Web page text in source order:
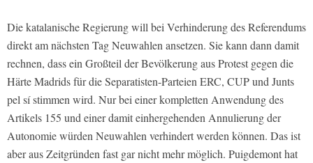
Die katalanische Regierung will bei Verhinderung des Referendums
direkt am nächsten Tag Neuwahlen ansetzen. Sie kann dann damit
rechnen, dass ein Großteil der Bevölkerung aus Protest gegen die
Härte Madrids für die Separatisten-Parteien ERC, CUP und Junts
pel sí stimmen wird. Nur bei einer kompletten Anwendung des
Artikels 155 und einer damit einhergehenden Annulierung der
Autonomie würden Neuwahlen verhindert werden können. Das ist
aber aus Zeitgründen fast gar nicht mehr möglich. Puigdemont hat